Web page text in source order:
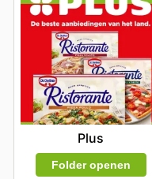
Plus
Folder openen